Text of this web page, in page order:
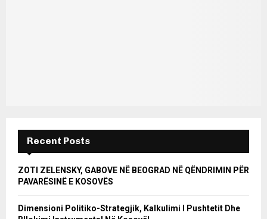
Recent Posts
ZOTI ZELENSKY, GABOVE NË BEOGRAD NË QËNDRIMIN PËR
PAVARËSINË E KOSOVËS
Dimensioni Politiko-Strategjik, Kalkulimi I Pushtetit Dhe